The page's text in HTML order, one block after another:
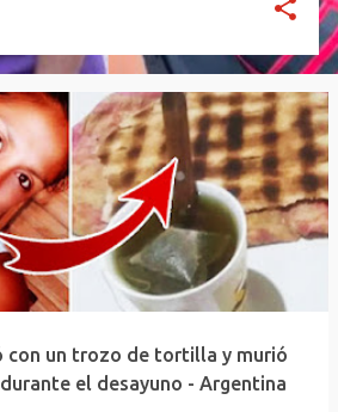
con un trozo de tortilla y murió
el desayuno - Argentina